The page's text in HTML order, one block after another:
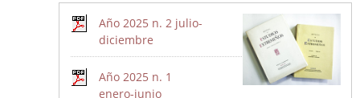
Publicaciones del CEEX
Enlaces de interésAño 2025 n. 2 julio-
diciembre
Año 2025 n. 1
enero-junio